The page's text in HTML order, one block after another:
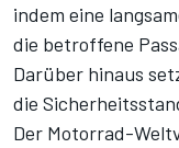
indem eine
die betroffene
Darüber hinaus
die
Der Motorrad-